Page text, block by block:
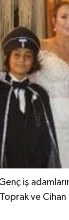
iş
ve Cihan